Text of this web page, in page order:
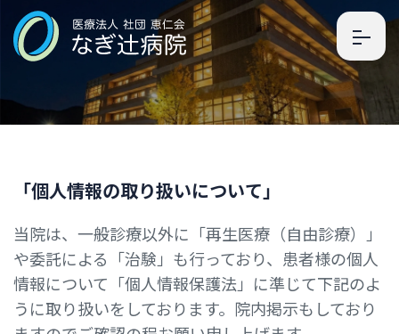
「個人情報の取り扱いについて」
当院は、一般診療以外に「再生医療（自由診療）」
や委託による「治験」も行っており、患者様の個人
情報について「個人情報保護法」に準じて下記のよ
うに取り扱いをしております。院内掲示もしており